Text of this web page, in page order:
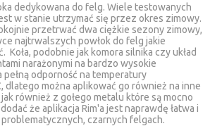
dedykowana do felg. Wiele testowanych
w stanie utrzymać się przez okres zimowy.
przetrwać dwa ciężkie sezony zimowy,
najtrwalszych powłok do felg jakie
Koła, podobnie jak komora silnika czy układ
narażonymi na bardzo wysokie
pełną odporność na temperatury
dlatego można aplikować go również na inne
również z gołego metalu które są mocno
że aplikacja Rim'a jest naprawdę łatwa i
czarnych felgach.